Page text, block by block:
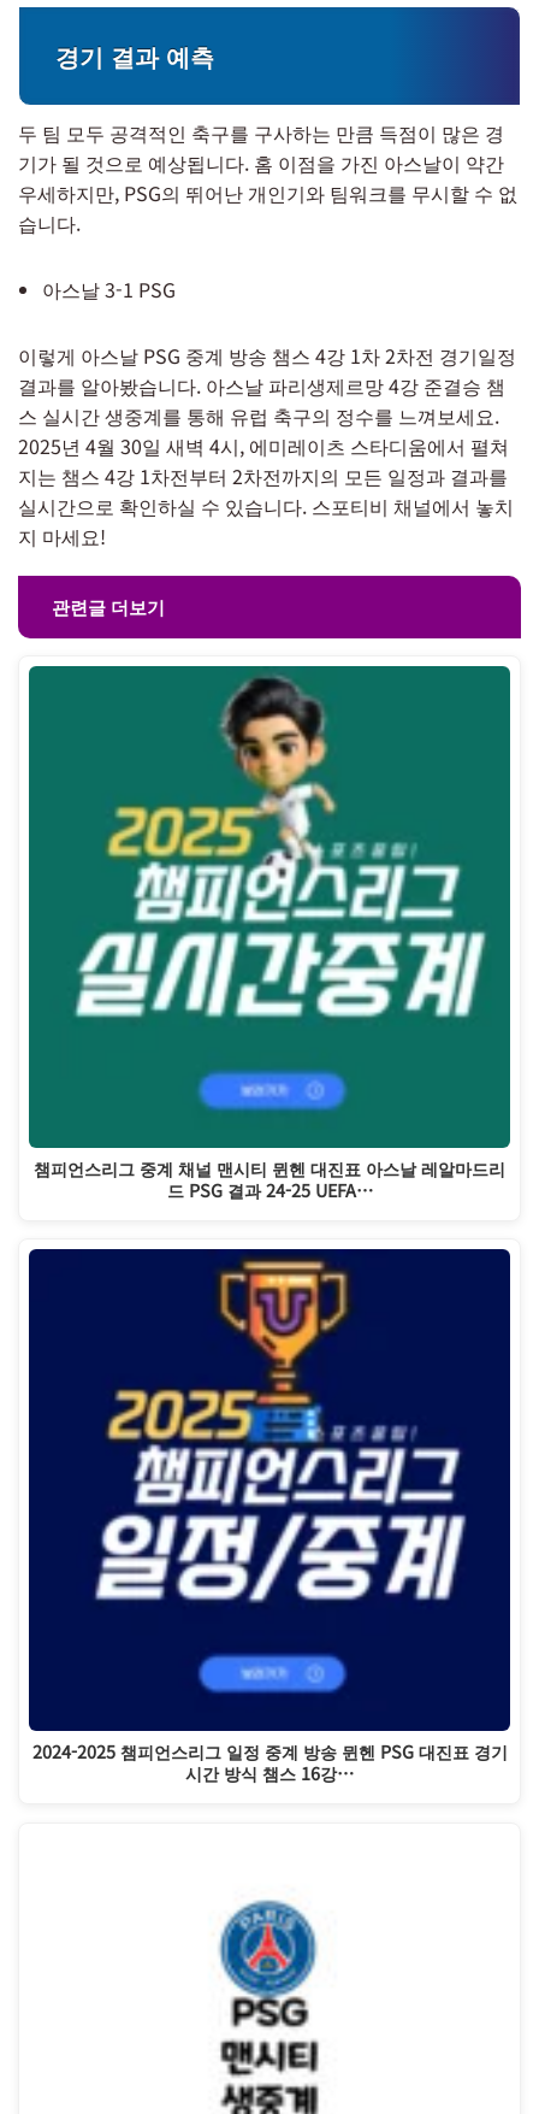
경기 결과 예측
두 팀 모두 공격적인 축구를 구사하는 만큼 득점이 많은 경
기가 될 것으로 예상됩니다. 홈 이점을 가진 아스날이 약간
우세하지만, PSG의 뛰어난 개인기와 팀워크를 무시할 수 없
습니다.
아스날 3-1 PSG
이렇게 아스날 PSG 중계 방송 챔스 4강 1차 2차전 경기일정
결과를 알아봤습니다. 아스날 파리생제르망 4강 준결승 챔
스 실시간 생중계를 통해 유럽 축구의 정수를 느껴보세요.
2025년 4월 30일 새벽 4시, 에미레이츠 스타디움에서 펼쳐
지는 챔스 4강 1차전부터 2차전까지의 모든 일정과 결과를
실시간으로 확인하실 수 있습니다. 스포티비 채널에서 놓치
지 마세요!
관련글 더보기
챔피언스리그 중계 채널 맨시티 뮌헨 대진표 아스날 레알마드리
드 PSG 결과 24-25 UEFA…
2024-2025 챔피언스리그 일정 중계 방송 뮌헨 PSG 대진표 경기
시간 방식 챔스 16강…